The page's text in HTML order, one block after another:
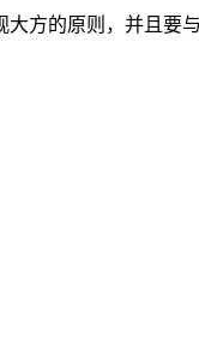
方的原则，并且要